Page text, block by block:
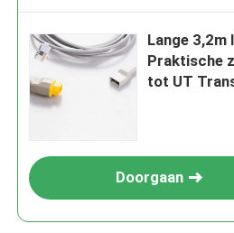
Lange 3,2m
Praktische
tot UT
Doorgaan